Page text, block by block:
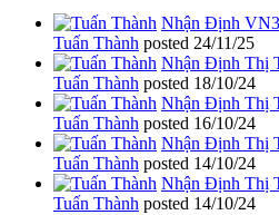
Nhận Định
Tuấn Thành posted 24/11/25
Nhận Định Thị
Tuấn Thành posted 18/10/24
Nhận Định Thị
Tuấn Thành posted 16/10/24
Nhận Định Thị
Tuấn Thành posted 14/10/24
Nhận Định Thị
Tuấn Thành posted 14/10/24